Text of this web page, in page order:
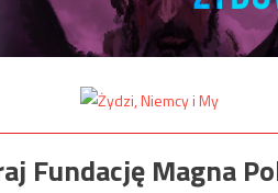
Fundację Magna